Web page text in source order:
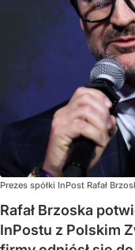
Prezes spółki InPost Rafał
Rafał Brzoska
InPostu z Polskim